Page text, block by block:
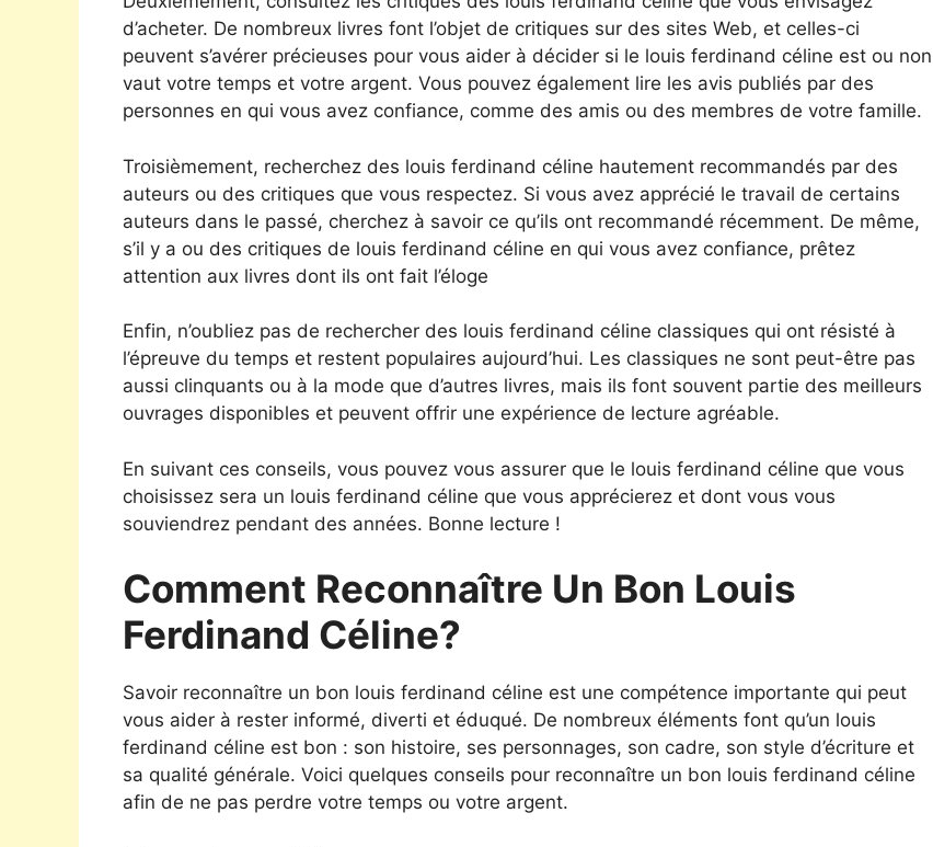
d’acheter. De nombreux livres font l’objet de critiques sur des sites Web, et celles-ci
peuvent s’avérer précieuses pour vous aider à décider si le louis ferdinand céline est ou non
vaut votre temps et votre argent. Vous pouvez également lire les avis publiés par des
personnes en qui vous avez confiance, comme des amis ou des membres de votre famille.
Troisièmement, recherchez des louis ferdinand céline hautement recommandés par des
auteurs ou des critiques que vous respectez. Si vous avez apprécié le travail de certains
auteurs dans le passé, cherchez à savoir ce qu’ils ont recommandé récemment. De même,
s’il y a ou des critiques de louis ferdinand céline en qui vous avez confiance, prêtez
attention aux livres dont ils ont fait l’éloge
Enfin, n’oubliez pas de rechercher des louis ferdinand céline classiques qui ont résisté à
l’épreuve du temps et restent populaires aujourd’hui. Les classiques ne sont peut-être pas
aussi clinquants ou à la mode que d’autres livres, mais ils font souvent partie des meilleurs
ouvrages disponibles et peuvent offrir une expérience de lecture agréable.
En suivant ces conseils, vous pouvez vous assurer que le louis ferdinand céline que vous
choisissez sera un louis ferdinand céline que vous apprécierez et dont vous vous
souviendrez pendant des années. Bonne lecture !
Comment Reconnaître Un Bon Louis
Ferdinand Céline?
Savoir reconnaître un bon louis ferdinand céline est une compétence importante qui peut
vous aider à rester informé, diverti et éduqué. De nombreux éléments font qu’un louis
ferdinand céline est bon : son histoire, ses personnages, son cadre, son style d’écriture et
sa qualité générale. Voici quelques conseils pour reconnaître un bon louis ferdinand céline
afin de ne pas perdre votre temps ou votre argent.